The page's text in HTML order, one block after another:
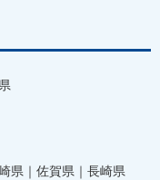
県 佐賀県
長崎県